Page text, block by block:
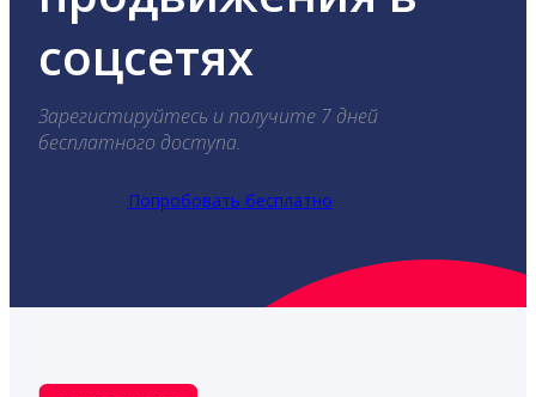
соцсетях
Зарегистируйтесь и получите 7 дней
бесплатного доступа.
Попробовать бесплатно